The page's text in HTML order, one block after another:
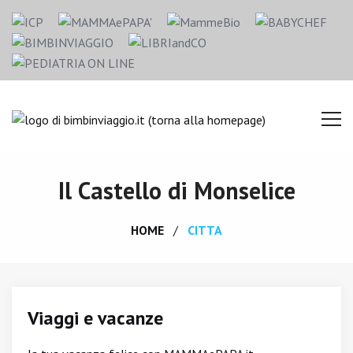
Il Castello di Monselice
HOME CITTA
Viaggi e vacanze